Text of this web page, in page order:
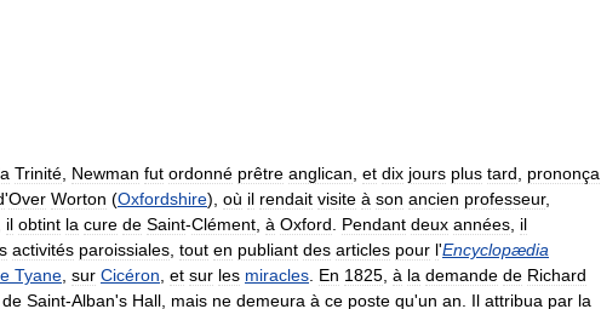
Trinité, Newman fut ordonné prêtre anglican, et dix jours plus tard, prononça
'Over Worton (Oxfordshire), où il rendait visite à son ancien professeur,
il obtint la cure de Saint-Clément, à Oxford. Pendant deux années, il
activités paroissiales, tout en publiant des articles pour l'Encyclopædia
Tyane, sur Cicéron, et sur les miracles. En 1825, à la demande de Richard
de Saint-Alban's Hall, mais ne demeura à ce poste qu'un an. Il attribua par la